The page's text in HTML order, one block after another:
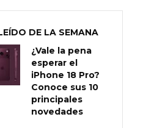
DE LA SEMANA
¿Vale la pena
esperar el
iPhone 18 Pro?
Conoce sus 10
principales
novedades